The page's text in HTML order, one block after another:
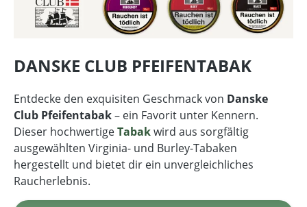
DANSKE CLUB PFEIFENTABAK
Entdecke den exquisiten Geschmack von Danske
Club Pfeifentabak– ein Favorit unter Kennern.
Dieser hochwertigeTabakwird aus sorgfältig
ausgewählten Virginia- und Burley-Tabaken
hergestellt und bietet dir ein unvergleichliches
Raucherlebnis.